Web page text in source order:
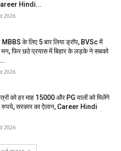
Hindi...
2026
MBBS के लिए 5 बार लिया ड्रॉप, BVSc में
मन, फिर छठे प्रयास में बिहार के लड़के ने सबको
2026
को हर माह 15000 और PG वालों को मिलेंगे
सरकार का ऐलान, Career Hindi
2026